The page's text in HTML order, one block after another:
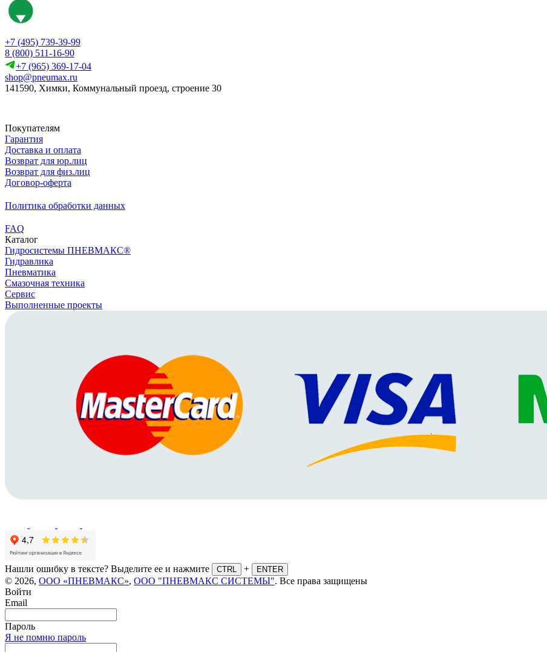
+7 (495) 739-39-99
8 (800) 511-16-90
+7 (965) 369-17-04
shop@pneumax.ru
141590, Химки, Коммунальный проезд, строение 30
Покупателям
Гарантия
Доставка и оплата
Возврат для юр.лиц
Возврат для физ.лиц
Договор-оферта
Политика обработки данных
FAQ
Каталог
Гидросистемы ПНЕВМАКС®
Гидравлика
Пневматика
Смазочная техника
Сервис
Выполненные проекты
Нашли ошибку в тексте? Выделите ее и нажмите CTRL + ENTER
© 2026, ООО «ПНЕВМАКС», ООО "ПНЕВМАКС СИСТЕМЫ". Все права защищены
Войти
Email
Пароль
Я не помню пароль